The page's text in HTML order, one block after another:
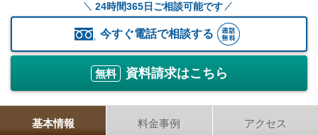
24時間365日ご相談可能です
今すぐ電話で相談する
無料 資料請求はこちら
基本情報 料金事例 アクセス